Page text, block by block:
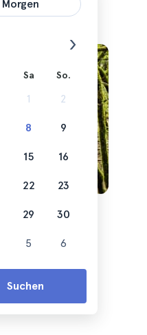
Morgen
Sa So.
1 2
8 9
15 16
22 23
29 30
5 6
Suchen